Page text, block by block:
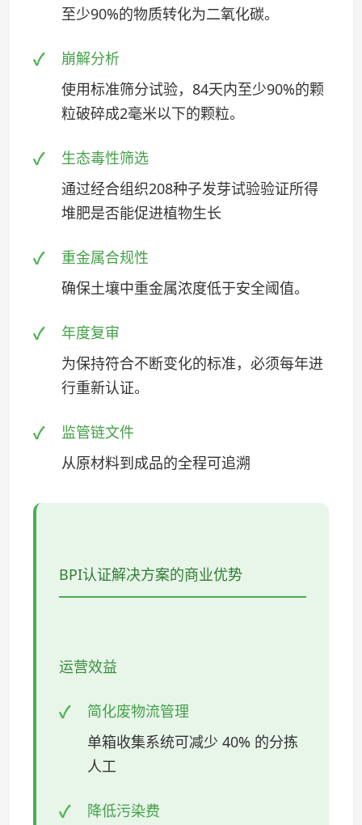
至少90%的物质转化为二氧化碳。
崩解分析
使用标准筛分试验，84天内至少90%的颗
粒破碎成2毫米以下的颗粒。
生态毒性筛选
通过经合组织208种子发芽试验验证所得
堆肥是否能促进植物生长
重金属合规性
确保土壤中重金属浓度低于安全阈值。
年度复审
为保持符合不断变化的标准，必须每年进
行重新认证。
监管链文件
从原材料到成品的全程可追溯
BPI认证解决方案的商业优势
运营效益
简化废物流管理
单箱收集系统可减少 40% 的分拣
人工
降低污染费